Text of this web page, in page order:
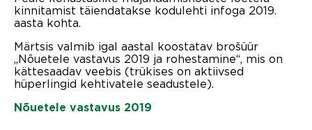
kinnitamist täiendatakse kodulehti infoga 2019.
aasta kohta.
Märtsis valmib igal aastal koostatav brošüür
„Nõuetele vastavus 2019 ja rohestamine“, mis on
kättesaadav veebis (trükises on aktiivsed
hüperlingid kehtivatele seadustele).
Nõuetele vastavus 2019